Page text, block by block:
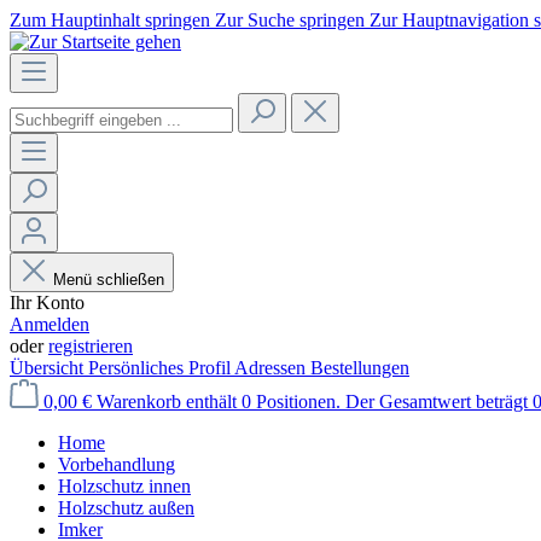
Zum Hauptinhalt springen Zur Suche springen Zur Hauptnavigation
Menü schließen
Ihr Konto
Anmelden
oderregistrieren
Übersicht Persönliches Profil Adressen Bestellungen
0,00 € Warenkorb enthält 0 Positionen. Der Gesamtwert beträgt
Home
Vorbehandlung
Holzschutz innen
Holzschutz außen
Imker